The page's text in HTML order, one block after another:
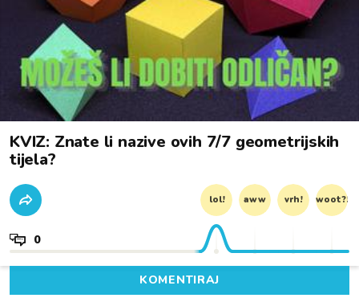
KVIZ: Znate li nazive ovih 7/7 geometrijskih
tijela?
lol! aww vrh! woot?!
0
KOMENTIRAJ